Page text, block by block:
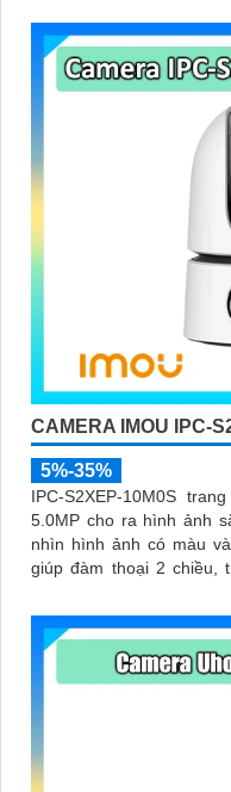
CAMERA IMOU IPC-
5%-35%
IPC-S2XEP-10M0S
5.0MP cho ra hình ảnh
nhìn hình ảnh có màu
giúp đàm thoại 2 chiều,